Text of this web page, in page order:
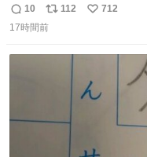
めに言ってクソすぎんか
返
信
10
リ
ポ
112
い
712
17時間前